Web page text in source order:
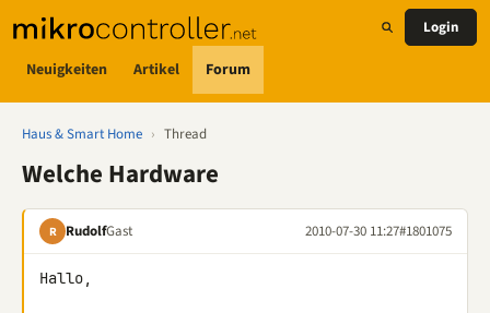
Neuigkeiten Artikel Forum
Login
Haus & Smart Home › Thread
Welche Hardware
R RudolfGast 2010-07-30 11:27#1801075
Hallo,